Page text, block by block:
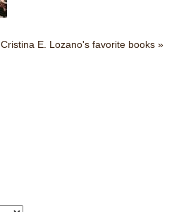
Cristina E. Lozano's favorite books »